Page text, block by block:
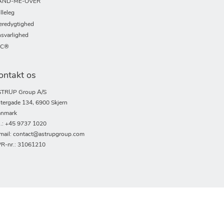
ME-OVER
os
Group A/S
134, 6900 Skjern
+45 9737 1020
contact@astrupgroup.com
nr.: 31061210